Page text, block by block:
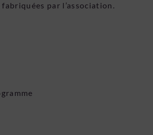
par l’association.